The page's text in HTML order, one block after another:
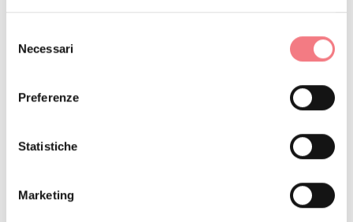
delNecessari
Preferenze
Statistiche
Marketing
Prezzi: Biglietto intero euro 20,00; ridotto euro 10,00
agosto saranno disponibili contattando il numero
INFO E CONTATTI DELL'ORGANIZZATORE